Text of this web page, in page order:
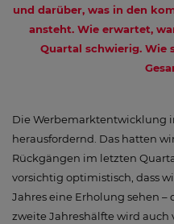
und darüber, was in den
ansteht. Wie erwartet,
Quartal schwierig. Wie
Die Werbemarktentwicklung
herausfordernd. Das hatten
Rückgängen im letzten
vorsichtig optimistisch, dass
Jahres eine Erholung sehen –
zweite Jahreshälfte wird auch